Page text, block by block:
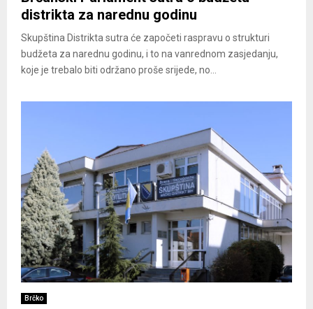
distrikta za narednu godinu
Skupština Distrikta sutra će započeti raspravu o strukturi
budžeta za narednu godinu, i to na vanrednom zasjedanju,
koje je trebalo biti održano proše srijede, no...
Brčko